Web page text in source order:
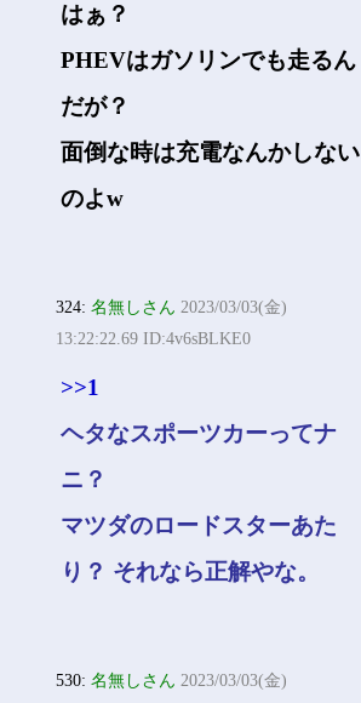
はぁ？
PHEVはガソリンでも走るん
だが？
面倒な時は充電なんかしない
のよw
324:名無しさん 2023/03/03(金)
13:22:22.69 ID:4v6sBLKE0
>>1
ヘタなスポーツカーってナ
ニ？
マツダのロードスターあた
り？ それなら正解やな。
530:名無しさん 2023/03/03(金)